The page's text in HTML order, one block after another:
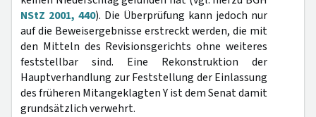
NStZ 2001, 440). Die Überprüfung kann jedoch nur
auf die Beweisergebnisse erstreckt werden, die mit
den Mitteln des Revisionsgerichts ohne weiteres
feststellbar sind. Eine Rekonstruktion der
Hauptverhandlung zur Feststellung der Einlassung
des früheren Mitangeklagten Y ist dem Senat damit
grundsätzlich verwehrt.